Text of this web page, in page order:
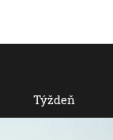
Týždeň